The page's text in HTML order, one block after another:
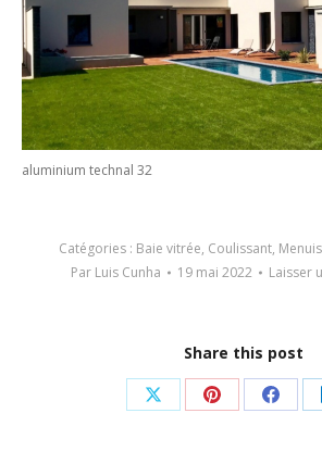
aluminium technal 32
Catégories : Baie vitrée, Coulissant,
Par Luis Cunha 19 mai 2022 Laisser
Share this post
PartagerPartager